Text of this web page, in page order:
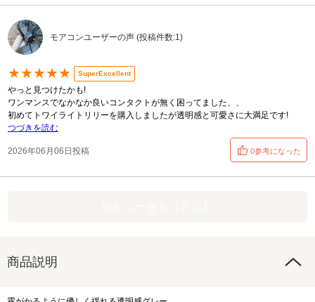
モアコンユーザーの声 (投稿件数:1)
★★★★★ SuperExcellent
やっと見つけたかも!
ワンマンスでなかなか良いコンタクトが無く困ってました、、
初めてトワイライトリリーを購入しましたが透明感と可愛さに大満足です!
つづきを読む
2026年06月06日投稿 0参考になった
商品説明